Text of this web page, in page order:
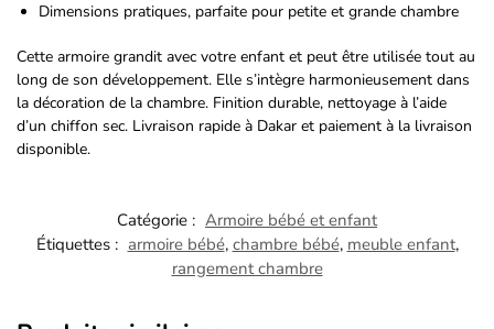
Dimensions pratiques, parfaite pour petite et grande chambre
Cette armoire grandit avec votre enfant et peut être utilisée tout au
long de son développement. Elle s’intègre harmonieusement dans
la décoration de la chambre. Finition durable, nettoyage à l’aide
d’un chiffon sec. Livraison rapide à Dakar et paiement à la livraison
disponible.
Catégorie : Armoire bébé et enfant
Étiquettes : armoire bébé, chambre bébé, meuble enfant,
rangement chambre